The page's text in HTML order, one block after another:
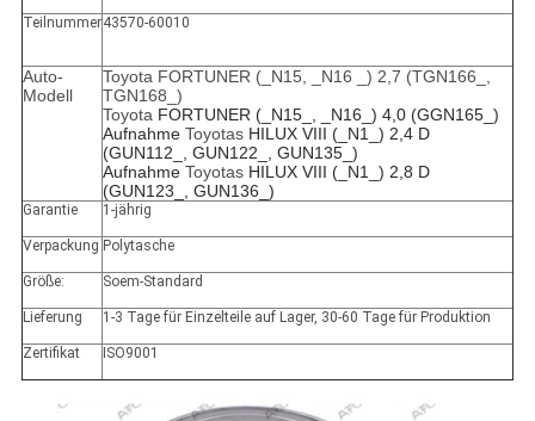
Teilnummer43570-60010
Auto-
Modell
Toyota FORTUNER (_N15, _N16 _) 2,7 (TGN166_,
TGN168_)
Toyota FORTUNER (_N15_, _N16_) 4,0 (GGN165_)
Aufnahme Toyotas HILUX VIII (_N1_) 2,4 D
(GUN112_, GUN122_, GUN135_)
Aufnahme Toyotas HILUX VIII (_N1_) 2,8 D
(GUN123_, GUN136_)
Garantie 1-jährig
Verpackung Polytasche
Größe: Soem-Standard
Lieferung 1-3 Tage für Einzelteile auf Lager, 30-60 Tage für Produktion
Zertifikat ISO9001